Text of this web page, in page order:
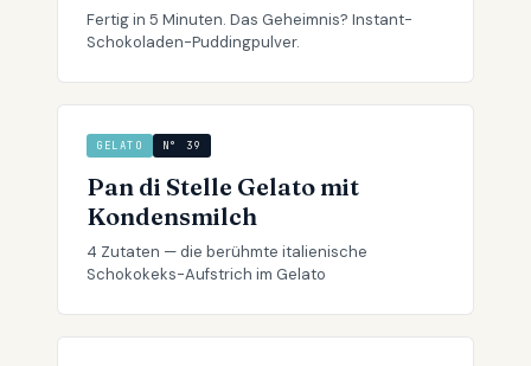
Fertig in 5 Minuten. Das Geheimnis? Instant-
Schokoladen-Puddingpulver.
GELATO N° 39
Pan di Stelle Gelato mit
Kondensmilch
4 Zutaten — die berühmte italienische
Schokokeks-Aufstrich im Gelato